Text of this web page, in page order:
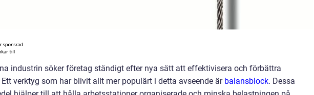
industrin söker företag ständigt efter nya sätt att effektivisera och förbättra
Ett verktyg som har blivit allt mer populärt i detta avseende är balansblock. Dessa